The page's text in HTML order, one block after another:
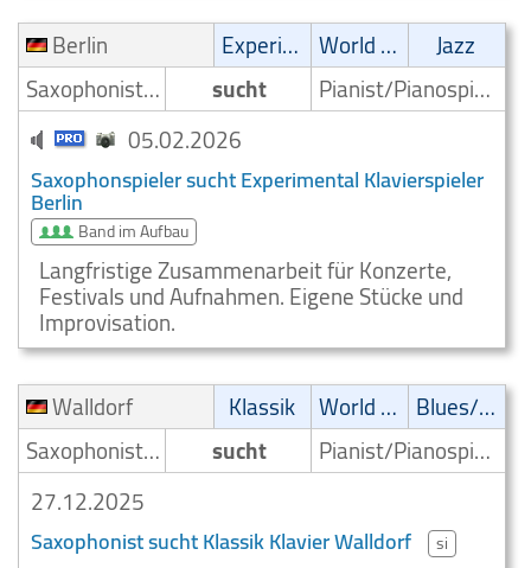
Berlin
Experimental World Music
Jazz
Saxophonist/Saxophonspieler
sucht
Pianist/Pianospieler
05.02.2026
Saxophonspieler sucht Experimental Klavierspieler
Berlin
Band im Aufbau
Langfristige Zusammenarbeit für Konzerte,
Festivals und Aufnahmen. Eigene Stücke und
Improvisation.
Walldorf
Klassik World Music
Blues/Swing
Saxophonist/Saxophonspieler
sucht
Pianist/Pianospieler
27.12.2025
Saxophonist sucht Klassik Klavier Walldorf si